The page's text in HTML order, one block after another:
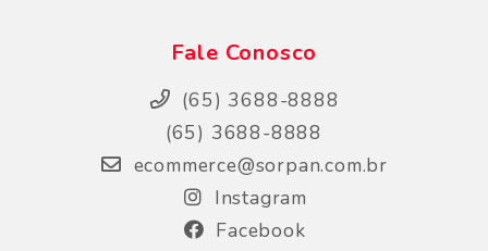
Fale Conosco
(65) 3688-8888
(65) 3688-8888
ecommerce@sorpan.com.br
Instagram
Facebook